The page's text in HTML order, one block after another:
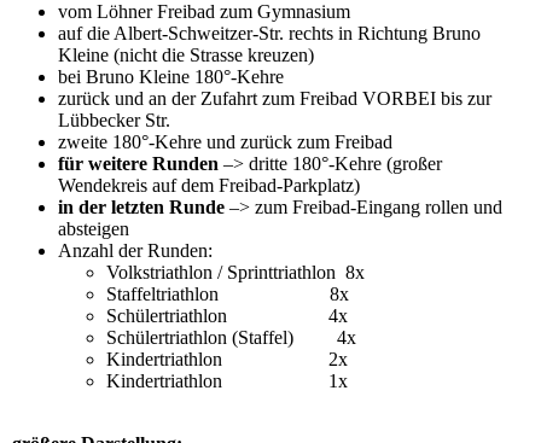
vom Löhner Freibad zum Gymnasium
auf die Albert-Schweitzer-Str. rechts in Richtung Bruno
Kleine (nicht die Strasse kreuzen)
bei Bruno Kleine 180°-Kehre
zurück und an der Zufahrt zum Freibad VORBEI bis zur
Lübbecker Str.
zweite 180°-Kehre und zurück zum Freibad
für weitere Runden –> dritte 180°-Kehre (großer
Wendekreis auf dem Freibad-Parkplatz)
in der letzten Runde –> zum Freibad-Eingang rollen und
absteigen
Anzahl der Runden:
Volkstriathlon / Sprinttriathlon 8x
Staffeltriathlon 8x
Schülertriathlon 4x
Schülertriathlon (Staffel) 4x
Kindertriathlon 2x
Kindertriathlon 1x